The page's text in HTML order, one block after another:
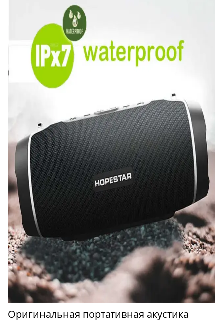
Оригинальная портативная акустика